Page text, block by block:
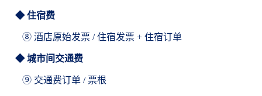
◆ 住宿费
⑧ 酒店原始发票 / 住宿发票 + 住宿订单
◆ 城市间交通费
⑨ 交通费订单 / 票根